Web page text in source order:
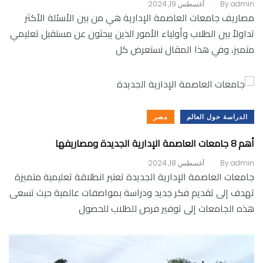
By admin
. أغسطس 19, 2024
مصاريف جامعات العاصمة الإدارية هي من بين الأسئلة الأكثر
تداولاً بين الطلاب وأولياء الأمور الذين يبحثون عن مستقبل تعليمي
متميز، وفي هذا المقال نستعرض كل
الدراسة حول العالم مصر
أهم 8 جامعات العاصمة الإدارية الجديدة ومصاريفها
By admin
. أغسطس 18, 2024
جامعات العاصمة الإدارية الجديدة تعتبر انطلاقة تعليمية متميزة
تهدف إلى تقديم فكر جديد ودراسة بمواصفات عالمية حيث تسعى
هذه الجامعات إلى توفير فرص للطلاب للحصول